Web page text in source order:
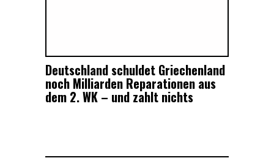
Deutschland schuldet Griechenland
noch Milliarden Reparationen aus
dem 2. WK – und zahlt nichts